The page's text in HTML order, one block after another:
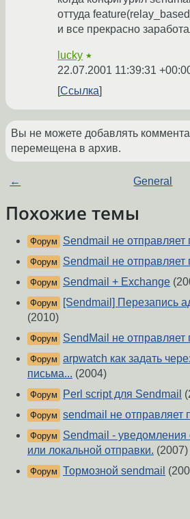
оттуда
и все прекрасно
lucky ★
22.07.2001 11:39:31
Ссылка
Вы не можете добавлять
перемещена в архив.
← General
Похожие темы
Форум Sendmail не отправляет
Форум Sendmail не отправляет
Форум Sendmail + Exchange
Форум
[Sendmail] Перезапись
(2010)
Форум SendMail не отправляет
Форум arpwatch как задать
письма... (2004)
Форум Perl script для Sendmail
Форум sendmail не отправляет
Форум
Sendmail - уведомления
или локальной отправки. (2007)
Форум Тормозной sendmail